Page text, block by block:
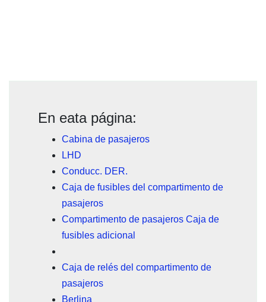
En eata página:
Cabina de pasajeros
LHD
Conducc. DER.
Caja de fusibles del compartimento de
pasajeros
Compartimento de pasajeros Caja de
fusibles adicional
Caja de relés del compartimento de
pasajeros
Berlina